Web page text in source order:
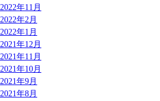
2022年11月
2022年2月
2022年1月
2021年12月
2021年11月
2021年10月
2021年9月
2021年8月